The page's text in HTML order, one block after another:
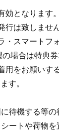
となります。
は致しません
スマートフ
場合は特典券
用をお願いす
す。
待機する等の
ートや荷物を